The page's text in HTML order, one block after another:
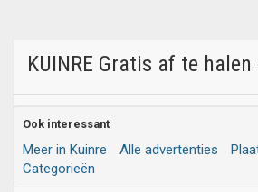
KUINRE Gratis af te halen
Ook interessant
Meer in Kuinre Alle advertenties
Categorieën